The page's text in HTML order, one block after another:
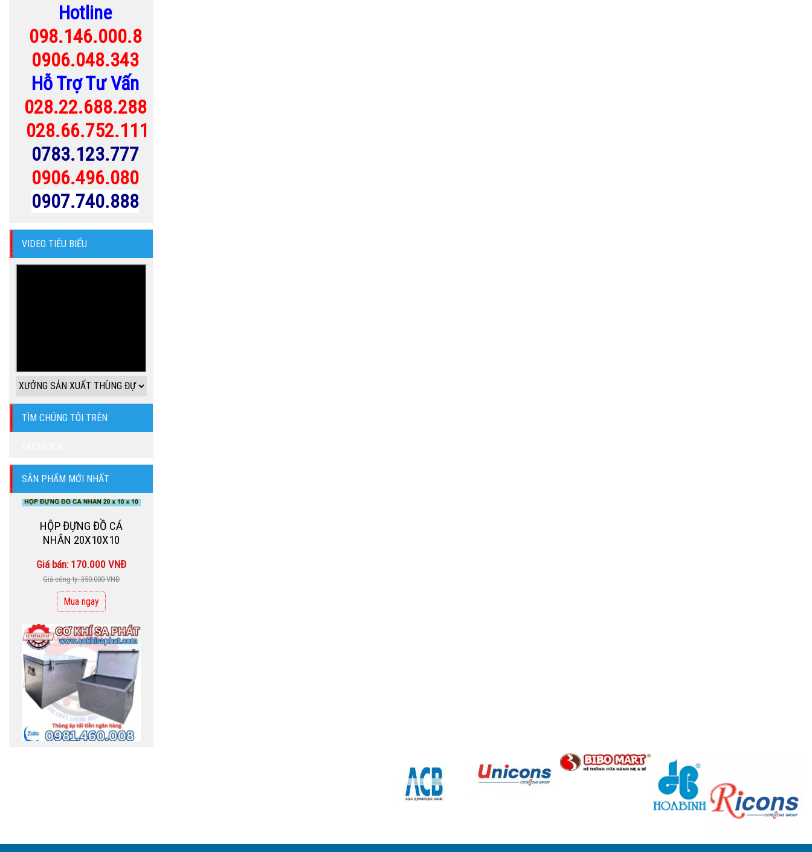
Hotline
098.146.000.8
0906.048.343
Hỗ Trợ Tư Vấn
028.22.688.288
028.66.752.111
0783.123.777
0906.496.080
0907.740.888
VIDEO TIÊU BIỂU
TÌM CHÚNG TÔI TRÊN
SẢN PHẨM MỚI NHẤT
HỘP ĐỰNG ĐỒ CÁ
NHÂN 20X10X10
Giá bán: 170.000 VNĐ
Mua ngay
THÙNG ĐỰNG TIỀN
NGÂN HÀNG